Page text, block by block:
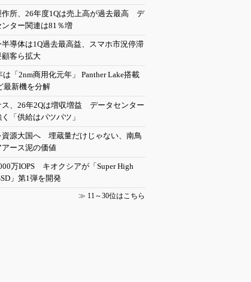
作所、26年度1Qは売上高が過去最高 デ
ンター関連は81％増
半導体は1Q過去最高益、スマホ市況停滞
顧客ら拡大
は「2nm商用化元年」 Panther Lake搭載
最新機を分解
ス、26年2Qは増収増益 データセンター
「供給はパツパツ」
資源大国へ 埋蔵量だけじゃない、南鳥
アース泥の価値
万IOPS キオクシアが「Super High
」第1弾を開発
≫ 11～30位はこちら